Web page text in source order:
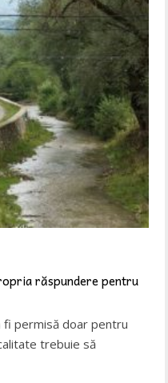
răspundere pentru
fi permisă doar pentru
trebuie să